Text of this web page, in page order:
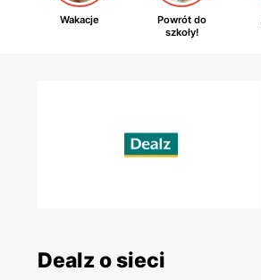
Wakacje
Powrót do
szkoły!
Dealz o sieci